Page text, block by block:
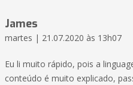
James
martes | 21.07.2020 às 13h07
Eu li muito rápido, pois a
conteúdo é muito explicado,